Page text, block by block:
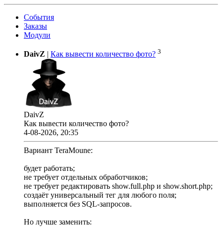
События
Заказы
Модули
DaivZ | Как вывести количество фото? 3
DaivZ
Как вывести количество фото?
4-08-2026, 20:35
Вариант TeraMoune:
будет работать;
не требует отдельных обработчиков;
не требует редактировать show.full.php и show.short.php;
создаёт универсальный тег для любого поля;
выполняется без SQL-запросов.
Но лучше заменить: